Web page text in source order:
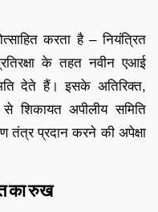
करता है – नियंत्रित
के तहत नवीन एआई
देते हैं। इसके अतिरिक्त,
शिकायत अपीलीय समिति
तंत्र प्रदान करने की अपेक्षा
का रुख